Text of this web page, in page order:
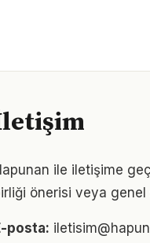
ile iletişime
önerisi veya genel
posta: